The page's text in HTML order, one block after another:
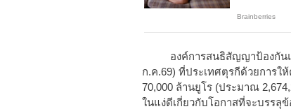
องค์การสนธิสัญญาป้องกันแอ
ก.ค.69) ที่ประเทศตุรกีด้วยการใ
70,000 ล้านยูโร (ประมาณ
ในแง่ดีเกี่ยวกับโอกาสที่จะบรรลุ